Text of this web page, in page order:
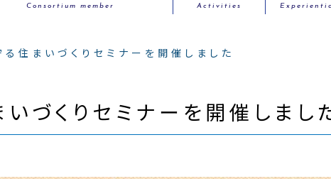
Consortium member Activities
る住まいづくりセミナーを開催しました
づくりセミナーを開催しまし